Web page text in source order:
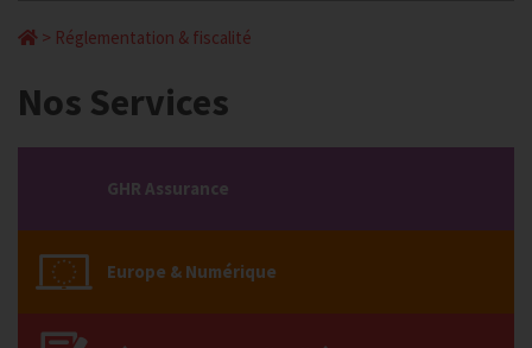
> Réglementation & fiscalité
Nos Services
GHR Assurance
Europe & Numérique